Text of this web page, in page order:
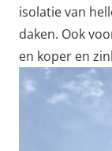
isolatie van
daken. Ook
en koper en